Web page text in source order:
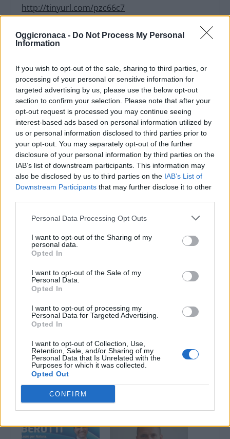
Oggicronaca - Do Not Process My Personal
Information
If you wish to opt-out of the sale, sharing to third parties, or
processing of your personal or sensitive information for
targeted advertising by us, please use the below opt-out
section to confirm your selection. Please note that after your
opt-out request is processed you may continue seeing
interest-based ads based on personal information utilized by
us or personal information disclosed to third parties prior to
your opt-out. You may separately opt-out of the further
disclosure of your personal information by third parties on the
IAB’s list of downstream participants. This information may
also be disclosed by us to third parties on the IAB’s List of
Downstream Participants that may further disclose it to other
Personal Data Processing Opt Outs
I want to opt-out of the Sharing of my
personal data.
Opted In
I want to opt-out of the Sale of my
Personal Data.
Opted In
I want to opt-out of processing my
Personal Data for Targeted Advertising.
Opted In
I want to opt-out of Collection, Use,
Retention, Sale, and/or Sharing of my
Personal Data that Is Unrelated with the
Purposes for which it was collected.
Opted Out
CONFIRM
http://tinyurl.com/pzc66c7
Cedolini pagahttp://tinyurl.com/pydnn7q
Condividi:
WhatsApp
Telegram
Stampa
Correlati